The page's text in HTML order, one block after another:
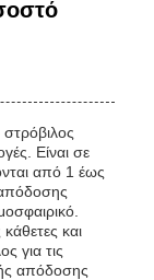
στρόβιλος
Είναι σε
από 1 έως
και
για τις
απόδοσης